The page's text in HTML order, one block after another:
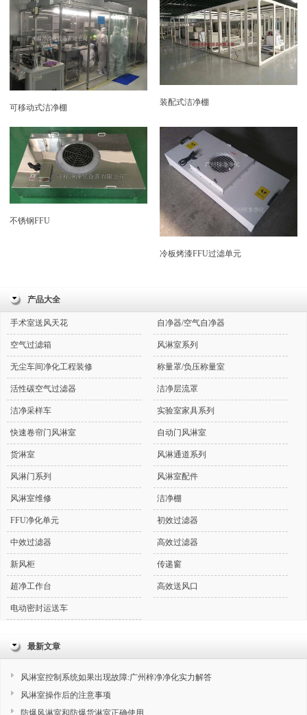
可移动式洁净棚
装配式洁净棚
不锈钢FFU
冷板烤漆FFU过滤单元
产品大全
手术室送风天花 自净器/空气自净器
空气过滤箱 风淋室系列
无尘车间净化工程装修 称量罩/负压称量室
活性碳空气过滤器 洁净层流罩
洁净采样车 实验室家具系列
快速卷帘门风淋室 自动门风淋室
货淋室 风淋通道系列
风淋门系列 风淋室配件
风淋室维修 洁净棚
FFU净化单元 初效过滤器
中效过滤器 高效过滤器
新风柜 传递窗
超净工作台 高效送风口
电动密封运送车
最新文章
风淋室控制系统如果出现故障:广州梓净净化实力解答
风淋室操作后的注意事项
防爆风淋室和防爆货淋室正确使用